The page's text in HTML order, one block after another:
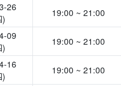
26
)
19:00 ~ 21:00
09
)
19:00 ~ 21:00
16
)
19:00 ~ 21:00